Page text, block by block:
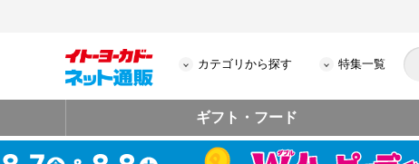
カテゴリから探す 特集一覧
ギフト・フード